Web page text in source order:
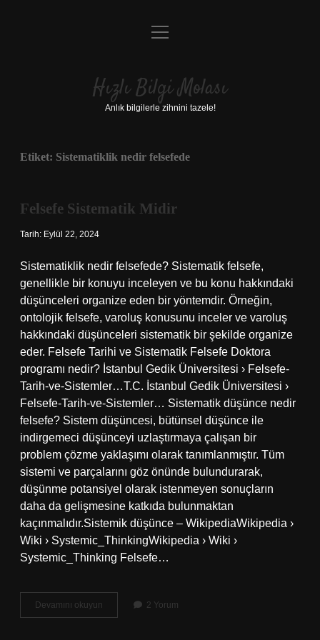
Anasayfa
Yasal Uyarı
menüyü
Hızlı Bilgi Molası
Anlık bilgilerle zihnini tazele!
Etiket: Sistematiklik nedir felsefede
Felsefe Sistematik Midir
Tarih: Eylül 22, 2024
Sistematiklik nedir felsefede? Sistematik felsefe,
genellikle bir konuyu inceleyen ve bu konu hakkındaki
düşünceleri organize eden bir yöntemdir. Örneğin,
ontolojik felsefe, varoluş konusunu inceler ve varoluş
hakkındaki düşünceleri sistematik bir şekilde organize
eder. Felsefe Tarihi ve Sistematik Felsefe Doktora
programı nedir? İstanbul Gedik Üniversitesi › Felsefe-
Tarih-ve-Sistemler…T.C. İstanbul Gedik Üniversitesi ›
Felsefe-Tarih-ve-Sistemler… Sistematik düşünce nedir
felsefe? Sistem düşüncesi, bütünsel düşünce ile
indirgemeci düşünceyi uzlaştırmaya çalışan bir
problem çözme yaklaşımı olarak tanımlanmıştır. Tüm
sistemi ve parçalarını göz önünde bulundurarak,
düşünme potansiyel olarak istenmeyen sonuçların
daha da gelişmesine katkıda bulunmaktan
kaçınmalıdır.Sistemik düşünce – WikipediaWikipedia ›
Wiki › Systemic_ThinkingWikipedia › Wiki ›
Systemic_Thinking Felsefe…
Devamını okuyun
Sistematik
2 Yorum